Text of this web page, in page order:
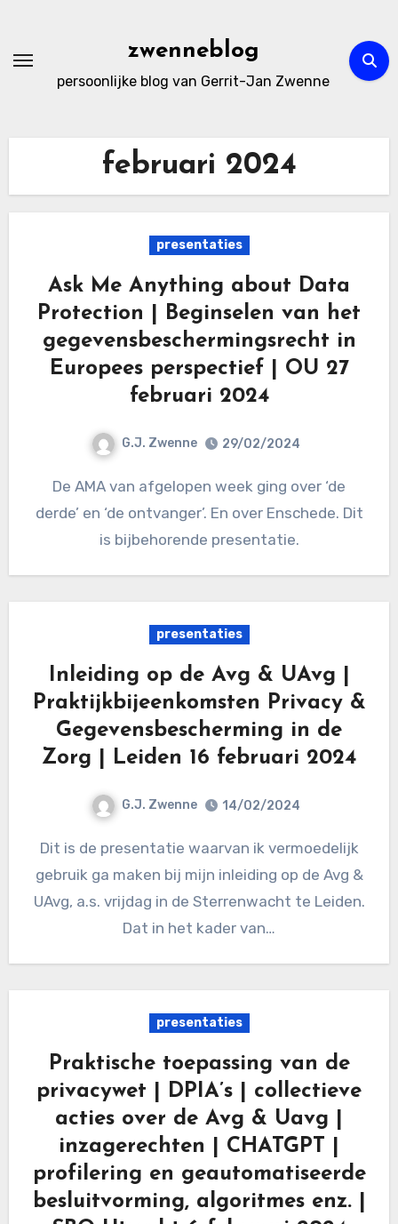
de
zwenneblog
persoonlijke blog van Gerrit-Jan Zwenne
februari 2024
presentaties
Ask Me Anything about Data
Protection | Beginselen van het
gegevensbeschermingsrecht in
Europees perspectief | OU 27
februari 2024
G.J. Zwenne 29/02/2024
De AMA van afgelopen week ging over ‘de
derde’ en ‘de ontvanger’. En over Enschede. Dit
is bijbehorende presentatie.
presentaties
Inleiding op de Avg & UAvg |
Praktijkbijeenkomsten Privacy &
Gegevensbescherming in de
Zorg | Leiden 16 februari 2024
G.J. Zwenne 14/02/2024
Dit is de presentatie waarvan ik vermoedelijk
gebruik ga maken bij mijn inleiding op de Avg &
UAvg, a.s. vrijdag in de Sterrenwacht te Leiden.
Dat in het kader van…
presentaties
Praktische toepassing van de
privacywet | DPIA’s | collectieve
acties over de Avg & Uavg |
inzagerechten | CHATGPT |
profilering en geautomatiseerde
besluitvorming, algoritmes enz. |